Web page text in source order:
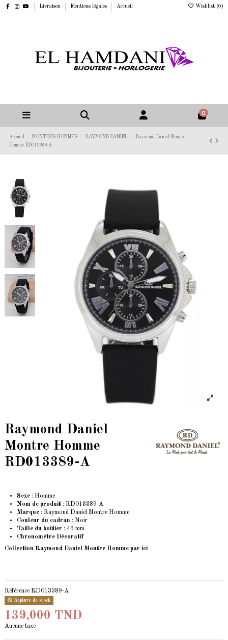
Livraison Mentions légales Accueil Wishlist (0 )
0
Accueil MONTRES HOMMES RAYMOND DANIEL
Raymond Daniel Montre
Homme RD013389-A
Raymond Daniel
Montre Homme
RD013389-A
Sexe : Homme
Nom de produit : RD013389-A
Marque : Raymond Daniel Montre Homme
Couleur du cadran : Noir
Taille du boîtier : 46 mm
Chronométre Décoratif
Collection Raymond Daniel Montre Homme par ici
Référence RD013389-A
Rupture de stock
139,000 TND
Aucune taxe